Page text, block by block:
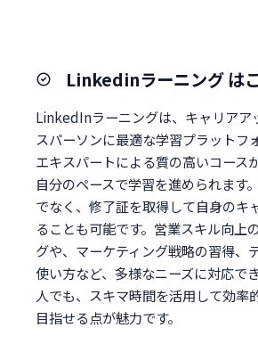
Linkedinラーニング は
LinkedInラーニングは、キャリアア
スパーソンに最適な学習プラットフ
エキスパートによる質の高いコース
自分のペースで学習を進められます
でなく、修了証を取得して自身のキ
ることも可能です。営業スキル向上
グや、マーケティング戦略の習得、
使い方など、多様なニーズに対応で
人でも、スキマ時間を活用して効率
目指せる点が魅力です。